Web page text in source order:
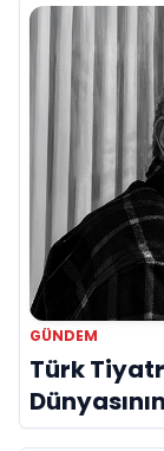
GÜNDEM
Türk
Hayatını